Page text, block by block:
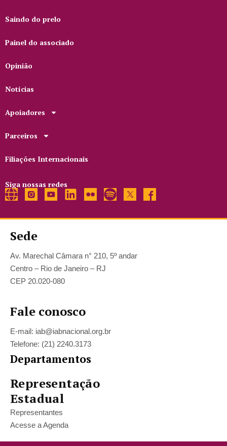
Saindo do prelo
Painel do associado
Opinião
Notícias
Apoiadores
Parceiros
Filiações Internacionais
Siga nossas redes
Sede
Av. Marechal Câmara n° 210, 5º andar
Centro – Rio de Janeiro – RJ
CEP 20.020-080
Fale conosco
E-mail: iab@iabnacional.org.br
Telefone: (21) 2240.3173
Departamentos
Representação
Estadual
Representantes
Acesse a Agenda